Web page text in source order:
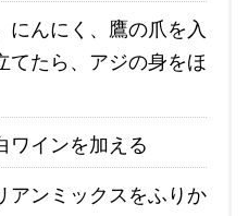
にんにく、鷹の爪を入
てたら、アジの身をほ
ワインを加える
アンミックスをふりか